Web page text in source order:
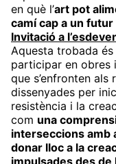
en què l’art pot
camí cap a un
Invitació a
Aquesta trobada
participar en obres
que s’enfronten
dissenyades per
resistència i la
com una
interseccions amb
donar lloc a la
impulsades des de